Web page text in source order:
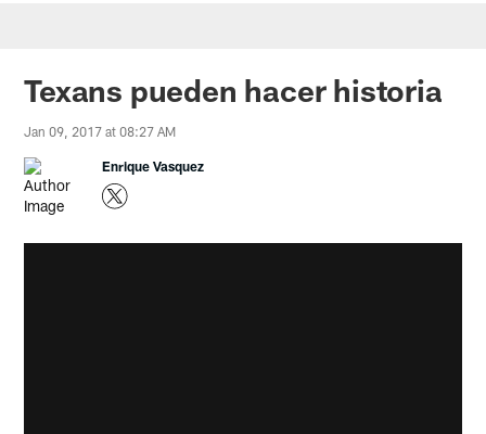
Texans pueden hacer historia
Jan 09, 2017 at 08:27 AM
Enrique Vasquez